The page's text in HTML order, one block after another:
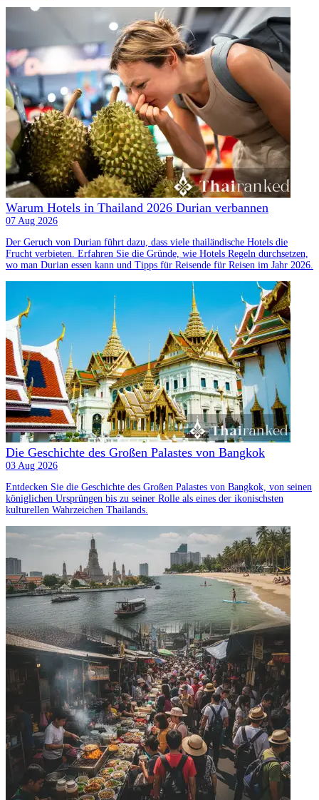
Warum Hotels in Thailand 2026 Durian verbannen
07 Aug 2026
Der Geruch von Durian führt dazu, dass viele thailändische Hotels die
Frucht verbieten. Erfahren Sie die Gründe, wie Hotels Regeln durchsetzen,
wo man Durian essen kann und Tipps für Reisende für Reisen im Jahr 2026.
Die Geschichte des Großen Palastes von Bangkok
03 Aug 2026
Entdecken Sie die Geschichte des Großen Palastes von Bangkok, von seinen
königlichen Ursprüngen bis zu seiner Rolle als eines der ikonischsten
kulturellen Wahrzeichen Thailands.